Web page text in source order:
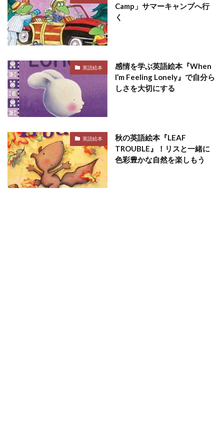
Camp」サマーキャンプへ行
く
英語絵本
感情を学ぶ英語絵本『When
I’m Feeling Lonely』で自分ら
しさを大切にする
英語絵本
秋の英語絵本『LEAF
TROUBLE』！リスと一緒に
色彩豊かな自然を楽しもう